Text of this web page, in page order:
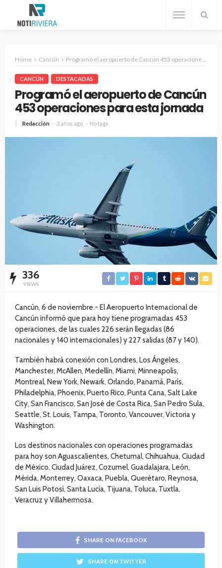
Home Cancún Programó el aeropuerto de Cancún 453 operaciones para esta jornada
CANCÚN DESTACADAS
Programó el aeropuerto de Cancún
453 operaciones para esta jornada
Redacción 2 años ago No tags
336
VIEWS
Cancún, 6 de noviembre.- El Aeropuerto Internacional de
Cancún informó que para hoy tiene programadas 453
operaciones, de las cuales 226 serán llegadas (86
nacionales y 140 internacionales) y 227 salidas (87 y 140).
También habrá conexión con Londres, Los Ángeles,
Manchester, McAllen, Medellín, Miami, Minneapolis,
Montreal, New York, Newark, Orlando, Panamá, París,
Philadelphia, Phoenix, Puerto Rico, Punta Cana, Salt Lake
City, San Francisco, San José de Costa Rica, San Pedro Sula,
Seattle, St. Louis, Tampa, Toronto, Vancouver, Victoria y
Washington.
Los destinos nacionales con operaciones programadas
para hoy son Aguascalientes, Chetumal, Chihuahua, Ciudad
de México, Ciudad Juárez, Cozumel, Guadalajara, León,
Mérida, Monterrey, Oaxaca, Puebla, Querétaro, Reynosa,
San Luis Potosí, Santa Lucía, Tijuana, Toluca, Tuxtla,
Veracruz y Villahermosa.
SHARE ON FACEBOOK
SHARE ON TWITTER